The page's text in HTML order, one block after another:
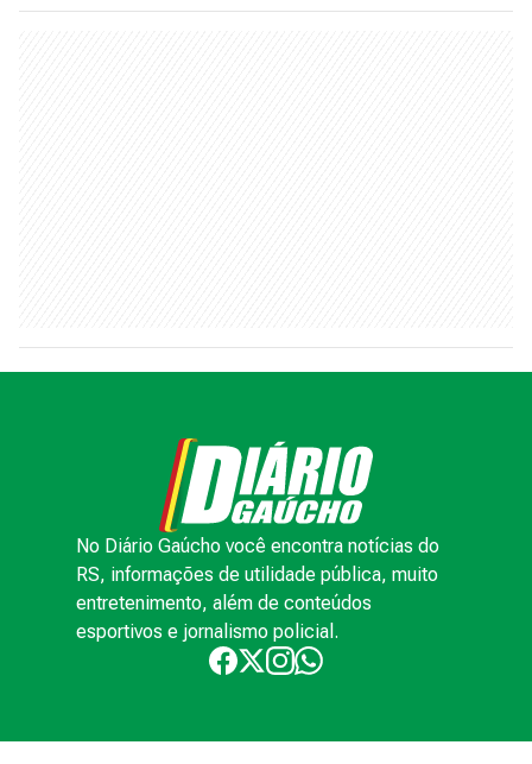
No Diário Gaúcho você encontra notícias do
RS, informações de utilidade pública, muito
entretenimento, além de conteúdos
esportivos e jornalismo policial.